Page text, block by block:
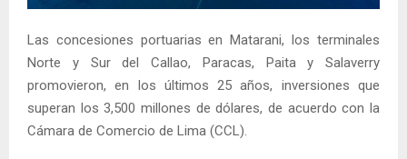
Las concesiones portuarias en Matarani, los terminales
Norte y Sur del Callao, Paracas, Paita y Salaverry
promovieron, en los últimos 25 años, inversiones que
superan los 3,500 millones de dólares, de acuerdo con la
Cámara de Comercio de Lima (CCL).